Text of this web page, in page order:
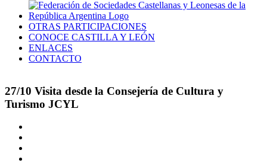
OTRAS PARTICIPACIONES
CONOCE CASTILLA Y LEÓN
ENLACES
CONTACTO
27/10 Visita desde la Consejería de Cultura y
Turismo JCYL